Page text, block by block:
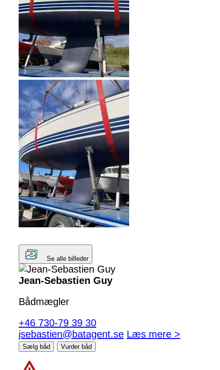
Se alle billeder
Jean-Sebastien Guy
Bådmægler
+46 730-79 39 30
jsebastien@batagent.se Læs mere >
Sælg båd Vurder båd